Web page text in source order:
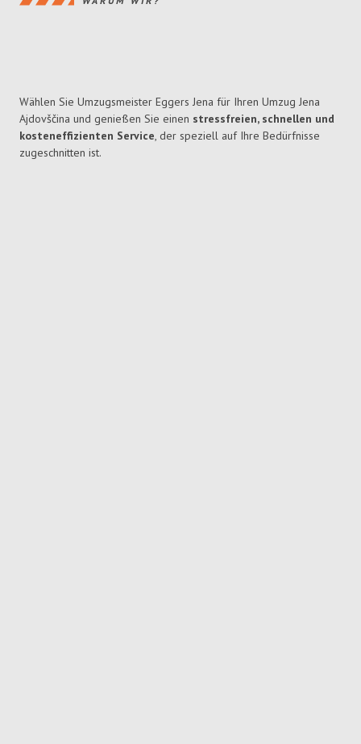
Wählen Sie Umzugsmeister Eggers Jena für Ihren Umzug Jena
Ajdovščina und genießen Sie einen stressfreien, schnellen und
kosteneffizienten Service, der speziell auf Ihre Bedürfnisse
zugeschnitten ist.